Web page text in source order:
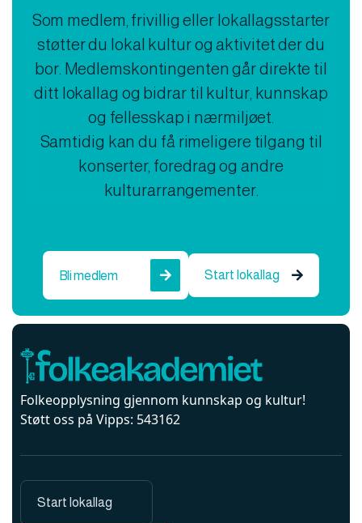
Som medlem, frivillig eller lokallagsstarter
støtter du lokal kultur og aktivitet der du
bor. Medlemskontingenten går direkte til
ditt lokallag og bidrar til kultur, kunnskap
og fellesskap i nærmiljøet.
Samtidig kan du få rimeligere tilgang til
konserter, foredrag og andre
kulturarrangementer.
Bli medlem  Start lokallag 
Folkeopplysning gjennom kunnskap og kultur!
Støtt oss på Vipps: 543162
Start lokallag